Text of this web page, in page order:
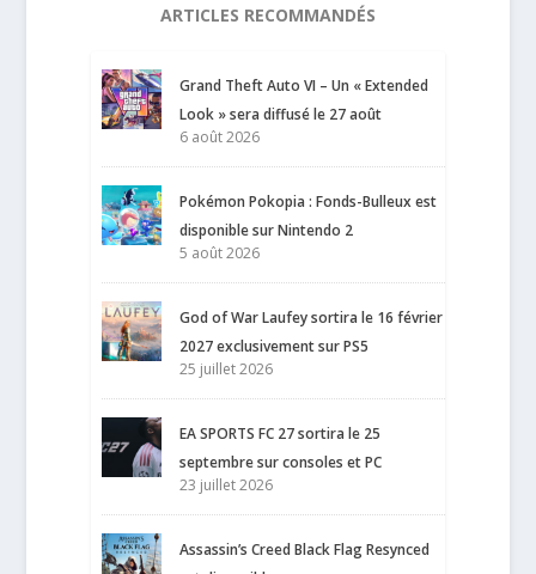
ARTICLES RECOMMANDÉS
Grand Theft Auto VI – Un « Extended
Look » sera diffusé le 27 août
6 août 2026
Pokémon Pokopia : Fonds-Bulleux est
disponible sur Nintendo 2
5 août 2026
God of War Laufey sortira le 16 février
2027 exclusivement sur PS5
25 juillet 2026
EA SPORTS FC 27 sortira le 25
septembre sur consoles et PC
23 juillet 2026
Assassin’s Creed Black Flag Resynced